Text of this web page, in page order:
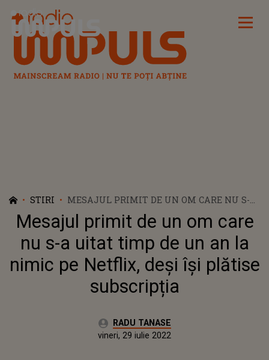
Radio Impuls
STIRI
MESAJUL PRIMIT DE UN OM CARE NU S-A
UITAT TIMP DE UN AN LA NIMIC PE
NETFLIX, DEȘI ÎȘI PLĂTISE SUBSCRIPȚIA
Mesajul primit de un om care
nu s-a uitat timp de un an la
nimic pe Netflix, deși își plătise
subscripția
Autor:RADU TANASE
Actualizat:
vineri, 29 iulie 2022